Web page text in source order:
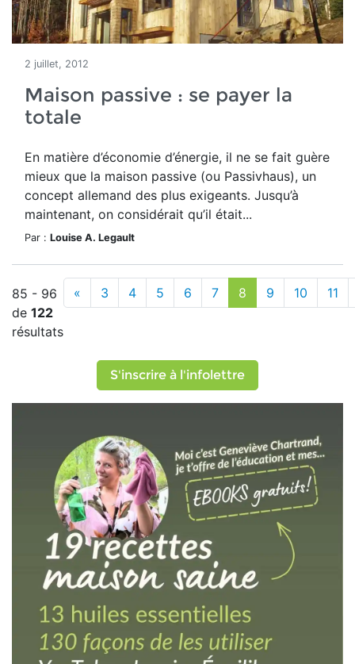
2 juillet, 2012
Maison passive : se payer la
totale
En matière d’économie d’énergie, il ne se fait guère
mieux que la maison passive (ou Passivhaus), un
concept allemand des plus exigeants. Jusqu’à
maintenant, on considérait qu’il était...
Par : Louise A. Legault
85 - 96
de 122
résultats
« 3 4 5 6 7 8 9 10 11
S'inscrire à l'infolettre